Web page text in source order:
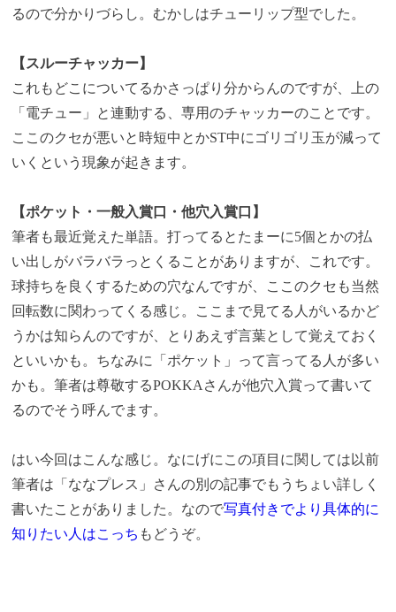
るので分かりづらし。むかしはチューリップ型でした。
【スルーチャッカー】
これもどこについてるかさっぱり分からんのですが、上の
「電チュー」と連動する、専用のチャッカーのことです。
ここのクセが悪いと時短中とかST中にゴリゴリ玉が減って
いくという現象が起きます。
【ポケット・一般入賞口・他穴入賞口】
筆者も最近覚えた単語。打ってるとたまーに5個とかの払
い出しがバラバラっとくることがありますが、これです。
球持ちを良くするための穴なんですが、ここのクセも当然
回転数に関わってくる感じ。ここまで見てる人がいるかど
うかは知らんのですが、とりあえず言葉として覚えておく
といいかも。ちなみに「ポケット」って言ってる人が多い
かも。筆者は尊敬するPOKKAさんが他穴入賞って書いて
るのでそう呼んでます。
はい今回はこんな感じ。なにげにこの項目に関しては以前
筆者は「ななプレス」さんの別の記事でもうちょい詳しく
書いたことがありました。なので写真付きでより具体的に
知りたい人はこっち もどうぞ。